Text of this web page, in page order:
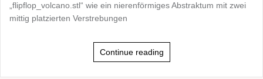
„flipflop_volcano.stl“ wie ein nierenförmiges Abstraktum mit zwei
mittig platzierten Verstrebungen
Continue reading